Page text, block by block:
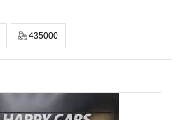
435000